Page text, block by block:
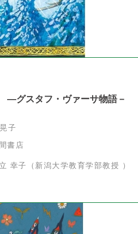
―グスタフ・ヴァーサ物語－
子
書店
幸子（新潟大学教育学部教授 ）